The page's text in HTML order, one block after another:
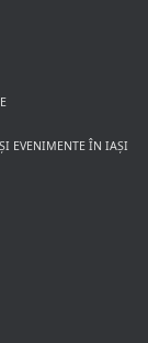
EVENIMENTE ÎN IAȘI